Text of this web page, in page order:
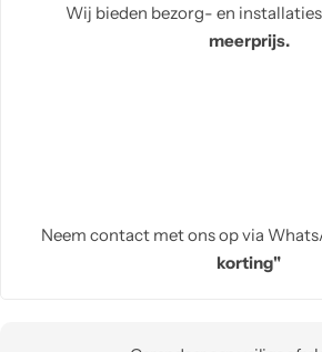
Wij bieden bezorg- en
meerprijs.
Neem contact met ons op via
korting"